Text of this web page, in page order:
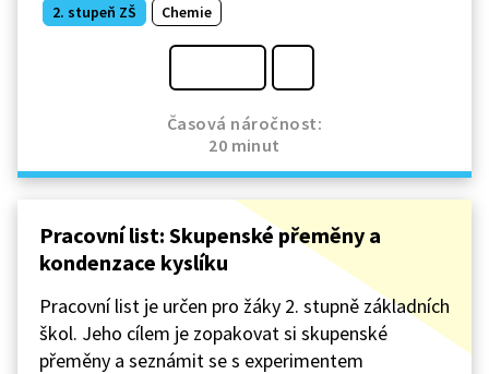
2. stupeň ZŠ Chemie
Časová náročnost:
20 minut
Pracovní list: Skupenské přeměny a
kondenzace kyslíku
Pracovní list je určen pro žáky 2. stupně základních
škol. Jeho cílem je zopakovat si skupenské
přeměny a seznámit se s experimentem